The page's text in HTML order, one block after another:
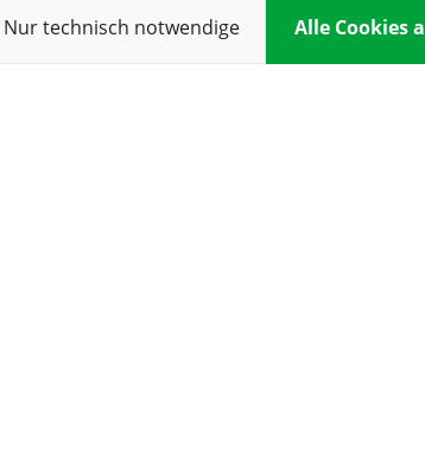
Herzblättern in
Mit dem Anbau
Erhaltung der
Nur technisch notwendige Alle Cookies